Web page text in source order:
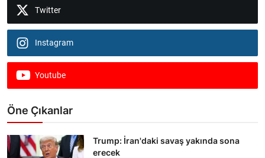
Twitter
Instagram
Youtube
Öne Çıkanlar
Trump: İran'daki savaş yakında sona
erecek